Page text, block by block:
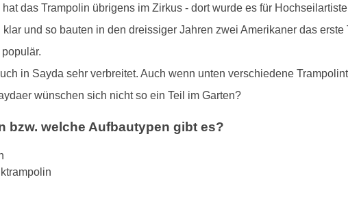
das Trampolin übrigens im Zirkus - dort wurde es für
und so bauten in den dreissiger Jahren zwei Amerikaner das
in Sayda sehr verbreitet. Auch wenn unten verschiedene
wünschen sich nicht so ein Teil im Garten?
bzw. welche Aufbautypen gibt es?